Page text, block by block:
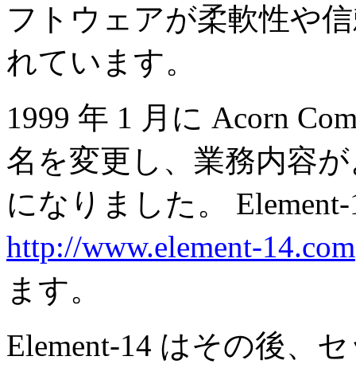
フトウェアが柔軟性や
れています。
1999 年 1 月に Acorn
名を変更し、業務内容
になりました。
http://www.element-14.com
ます。
Element-14 はその後、